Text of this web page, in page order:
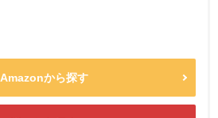
Amazonから探す